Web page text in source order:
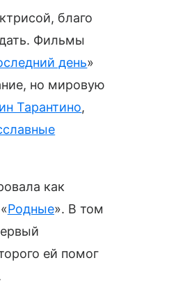
благо
Фильмы
день»
но мировую
Тарантино,
как
Родные». В том
ей помог